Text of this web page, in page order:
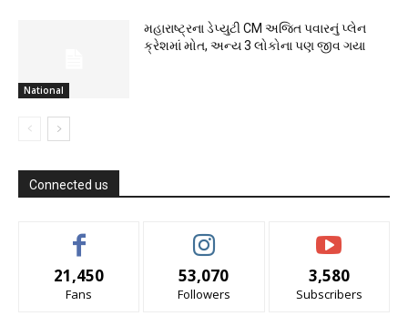
National
મહારાષ્ટ્રના ડેપ્યુટી CM અજિત પવારનું પ્લેન
ક્રેશમાં મોત, અન્ય 3 લોકોના પણ જીવ ગયા
Connected us
21,450
Fans
53,070
Followers
3,580
Subscribers